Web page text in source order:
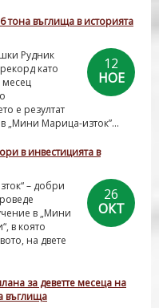
тона въглища в историята
12
НОЕ
Рудник
като
месец
е резултат
„Мини Марица-изток”...
в инвестицията в
26
ОКТ
– добри
в „Мини
в която
на двете
за деветте месеца на
въглища